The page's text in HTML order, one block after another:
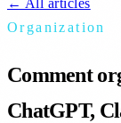
← All articles
Organization
Comment
ChatGPT,